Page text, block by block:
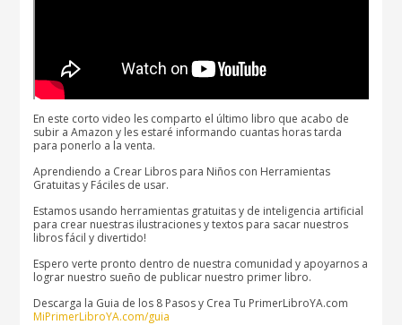
En este corto video les comparto el último libro que acabo de
subir a Amazon y les estaré informando cuantas horas tarda
para ponerlo a la venta.
Aprendiendo a Crear Libros para Niños con Herramientas
Gratuitas y Fáciles de usar.
Estamos usando herramientas gratuitas y de inteligencia artificial
para crear nuestras ilustraciones y textos para sacar nuestros
libros fácil y divertido!
Espero verte pronto dentro de nuestra comunidad y apoyarnos a
lograr nuestro sueño de publicar nuestro primer libro.
Descarga la Guia de los 8 Pasos y Crea Tu PrimerLibroYA.com
MiPrimerLibroYA.com/guia